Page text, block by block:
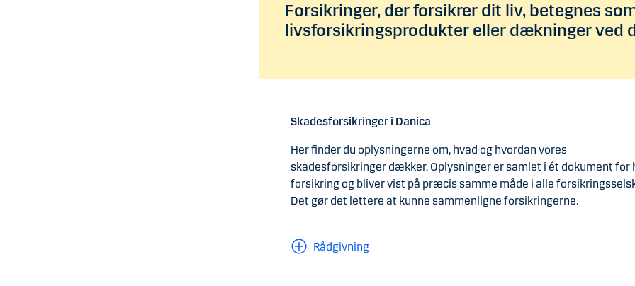
Forsikringer, der forsikrer dit liv, betegnes
livsforsikringsprodukter eller dækninger ved
Skadesforsikringer i Danica
Her finder du oplysningerne om, hvad og hvordan vores
skadesforsikringer dækker. Oplysninger er samlet i ét dokument for
forsikring og bliver vist på præcis samme måde i alle
Det gør det lettere at kunne sammenligne forsikringerne.
Rådgivning